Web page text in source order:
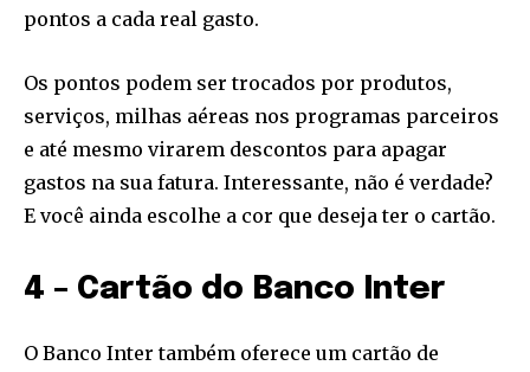
To subscribe, simply enter your email address on our website
safe with us.
[td_block_social_counter style=”style7 td-social-boxed”
pontos a cada real gasto.
Os pontos podem ser trocados por produtos,
serviços, milhas aéreas nos programas parceiros
e até mesmo virarem descontos para apagar
gastos na sua fatura. Interessante, não é verdade?
E você ainda escolhe a cor que deseja ter o cartão.
4 – Cartão do Banco Inter
O Banco Inter também oferece um cartão de